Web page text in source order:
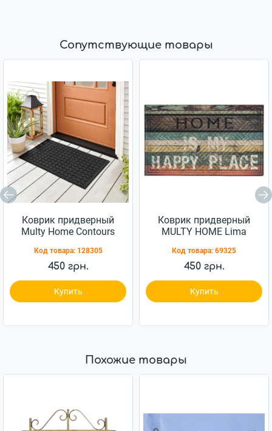
Сопутствующие товары
Коврик придверный
Multy Home Contours
45x75см (EU5000128)
Код товара: 128305
450 грн.
Купить
Коврик придверный
MULTY HOME Lima
Код товара: 69325
450 грн.
Купить
Похожие товары